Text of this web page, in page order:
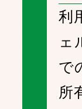
利
ェ
で
所